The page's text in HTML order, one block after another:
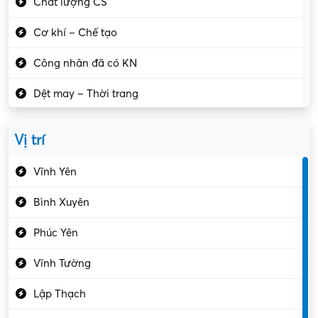
Cơ khí – Chế tạo
Công nhân đã có KN
Dệt may – Thời trang
Vị trí
Vĩnh Yên
Bình Xuyên
Phúc Yên
Vĩnh Tường
Lập Thạch